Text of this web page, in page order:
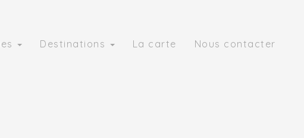
Destinations La carte Nous contacter